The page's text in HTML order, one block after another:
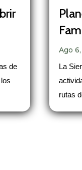
de
Ago
La
rutas